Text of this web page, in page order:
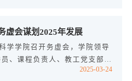
观公司的研发中心、技术展示
区，党员们通过丰富的案例展
在智能仿真、数值计算等领域
虚会谋划2025年发展
学学院召开务虚会，学院领导
、课程负责人、教工党支部书
家齐聚一堂，就学院目前的发展
2025-03-24